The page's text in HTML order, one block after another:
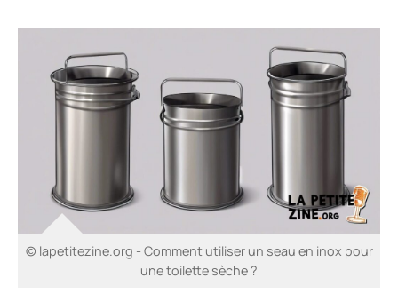
© lapetitezine.org - Comment utiliser un seau en inox pour
une toilette sèche ?